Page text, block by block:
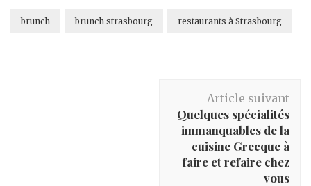
brunch brunch strasbourg restaurants à Strasbourg
Article suivant
Quelques spécialités
immanquables de la
cuisine Grecque à
faire et refaire chez
vous